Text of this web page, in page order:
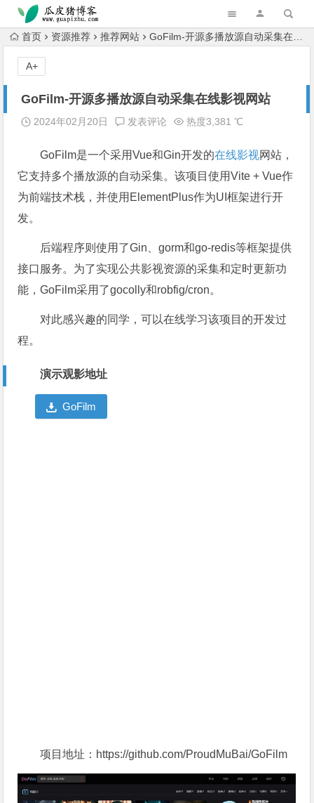
跳转到主内容
首页 资源推荐 推荐网站 GoFilm-开源多播放源自动采集在线影视网站
GoFilm-开源多播放源自动采集在线影视网站
2024年02月20日 发表评论 热度3,381 ℃
GoFilm是一个采用Vue和Gin开发的在线影视网站，
它支持多个播放源的自动采集。该项目使用Vite + Vue作
为前端技术栈，并使用ElementPlus作为UI框架进行开
发。
后端程序则使用了Gin、gorm和go-redis等框架提供
接口服务。为了实现公共影视资源的采集和定时更新功
能，GoFilm采用了gocolly和robfig/cron。
对此感兴趣的同学，可以在线学习该项目的开发过
程。
演示观影地址
GoFilm
项目地址：https://github.com/ProudMuBai/GoFilm
A+